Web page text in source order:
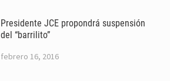
Presidente JCE propondrá suspensión
del “barrilito”
febrero 16, 2016